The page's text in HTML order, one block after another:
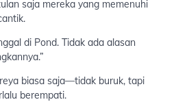
saja mereka yang memenuhi
di Pond. Tidak ada alasan
biasa saja—tidak buruk, tapi
berempati.